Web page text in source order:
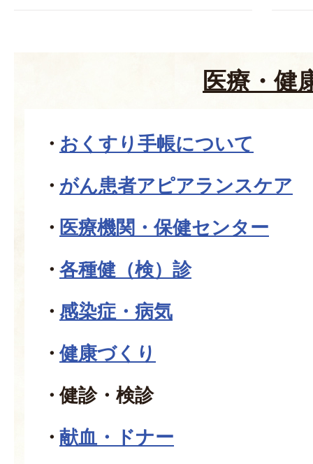
医療・健
おくすり手帳について
がん患者アピアランスケア
医療機関・保健センター
各種健（検）診
感染症・病気
健康づくり
健診・検診
献血・ドナー